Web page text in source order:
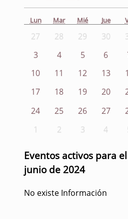
Lun Mar Mié Jue
27 28 29 30
3
4 5 6
10
11 12 13
17
18 19 20
24
25 26 27
1
2 3 4
Eventos activos para
junio de 2024
No existe Información